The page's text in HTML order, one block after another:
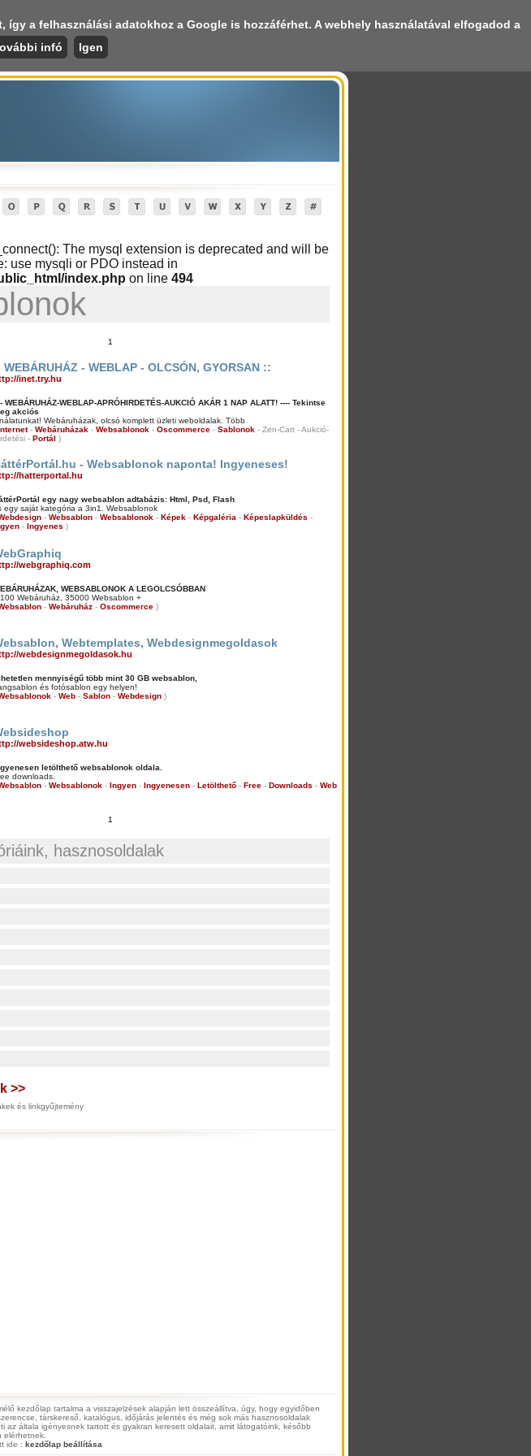
or PDO instead in/home/hasznoso/public_html/index.phpon line 494
The mysql extension is deprecated and will be
use mysqli or PDO instead in
index.php on line 494
1
WEBÁRUHÁZ - WEBLAP - OLCSÓN, GYORSAN ::
inet.try.hu
WEBÁRUHÁZ-WEBLAP-APRÓHIRDETÉS-AUKCIÓ AKÁR 1 NAP ALATT! ---- Tekintse
akciós
Webáruházak, olcsó komplett üzleti weboldalak. Több
- Webáruházak - Websablonok - Oscommerce - Sablonok - Zen-Cart - Aukció-
- Portál )
- Websablonok naponta! Ingyeneses!
hatterportal.hu
egy nagy websablon adtabázis: Html, Psd, Flash
egy saját kategória a 3in1. Websablonok
- Websablon - Websablonok - Képek - Képgaléria - Képeslapküldés -
- Ingyenes )
webgraphiq.com
WEBSABLONOK A LEGOLCSÓBBAN
Webáruház, 35000 Websablon +
- Webáruház - Oscommerce )
Webtemplates, Webdesignmegoldasok
webdesignmegoldasok.hu
mennyiségű több mint 30 GB websablon,
és fotósablon egy helyen!
- Web - Sablon - Webdesign )
websideshop.atw.hu
letölthető websablonok oldala.
downloads.
- Websablonok - Ingyen - Ingyenesen - Letölthető - Free - Downloads - Web
1
hasznosoldalak
>>
és linkgyűjtemény
kezdőlap tartalma a visszajelzések alapján lett összeállítva, úgy, hogy egyidőben
társkereső, katalógus, időjárás jelentés és még sok más hasznosoldalak
általa igényesnek tartott és gyakran keresett oldalait, amit látogatóink, később
elérhetnek.
ide : kezdőlap beállítása
a felhasználási adatokhoz a Google is hozzáférhet. A webhely használatával elfogadod a
infó Igen